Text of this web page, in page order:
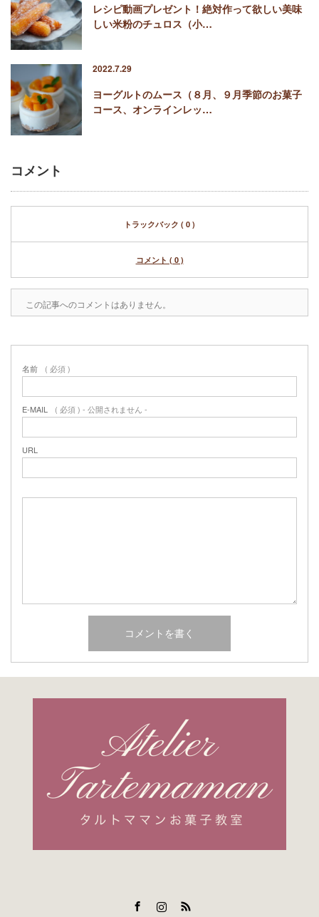
レシピ動画プレゼント！絶対作って欲しい美味
しい米粉のチュロス（小…
2022.7.29
ヨーグルトのムース（８月、９月季節のお菓子
コース、オンラインレッ…
コメント
トラックバック ( 0 )
コメント ( 0 )
この記事へのコメントはありません。
名前 ( 必須 )
E-MAIL ( 必須 ) - 公開されません -
URL